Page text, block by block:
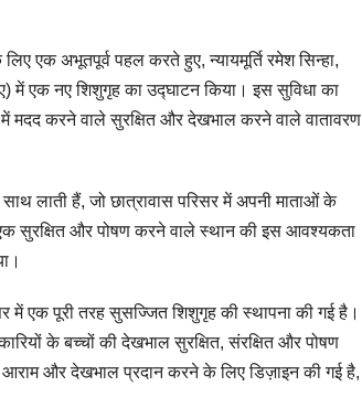
एक अभूतपूर्व पहल करते हुए, न्यायमूर्ति रमेश सिन्हा,
में एक नए शिशुगृह का उद्घाटन किया। इस सुविधा का
में मदद करने वाले सुरक्षित और देखभाल करने वाले वातावरण
लाती हैं, जो छात्रावास परिसर में अपनी माताओं के
एक सुरक्षित और पोषण करने वाले स्थान की इस आवश्यकता
में एक पूरी तरह सुसज्जित शिशुगृह की स्थापना की गई है।
के बच्चों की देखभाल सुरक्षित, संरक्षित और पोषण
आराम और देखभाल प्रदान करने के लिए डिज़ाइन की गई है,